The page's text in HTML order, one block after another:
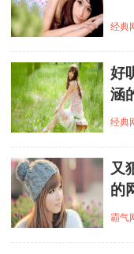
经典
好
涵
经典
又
的
霸气